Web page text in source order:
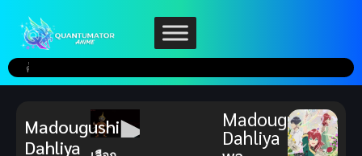
Madougushi
Dahliya
Madougushi
Dahliya